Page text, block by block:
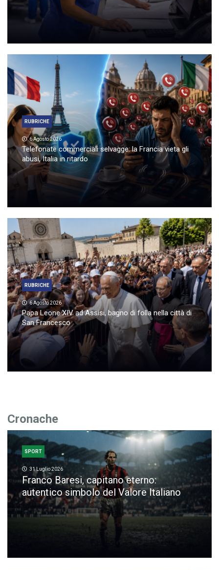
RUBRICHE
6 Agosto 2026
Telefonate commerciali selvagge: la Francia vieta gli
abusi, Italia in ritardo
RUBRICHE
6 Agosto 2026
Papa Leone XIV ad Assisi, bagno di folla nella città di
San Francesco
Cronache
SPORT
31 Luglio 2026
Franco Baresi, capitano eterno:
autentico simbolo del Valore Italiano